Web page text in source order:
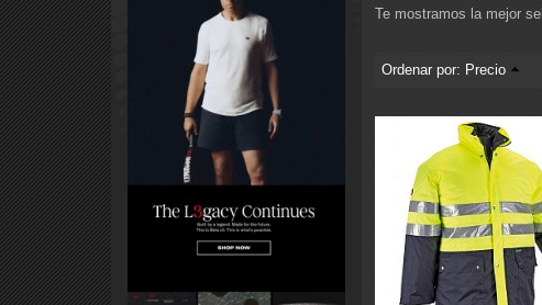
Te mostramos la mejor
Ordenar por: Precio